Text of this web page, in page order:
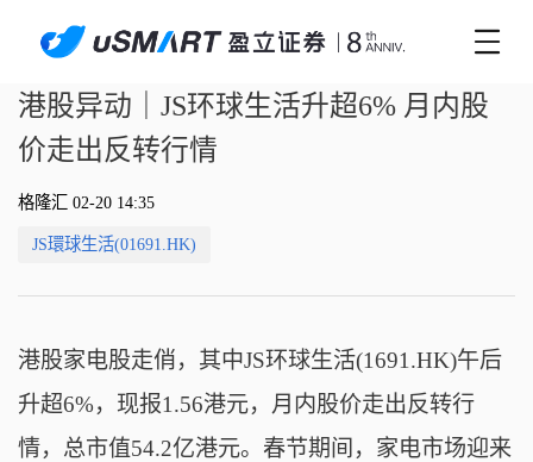
港股异动｜JS环球生活升超6% 月内股
价走出反转行情
格隆汇 02-20 14:35
JS環球生活(01691.HK)
港股家电股走俏，其中JS环球生活(1691.HK)午后
升超6%，现报1.56港元，月内股价走出反转行
情，总市值54.2亿港元。春节期间，家电市场迎来